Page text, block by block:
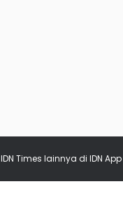
IDN Times lainnya di IDN App